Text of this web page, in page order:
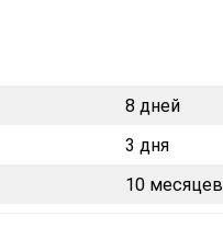
8 дней
3 дня
10 месяцев